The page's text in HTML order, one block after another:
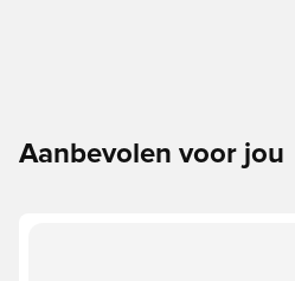
Aanbevolen voor jou